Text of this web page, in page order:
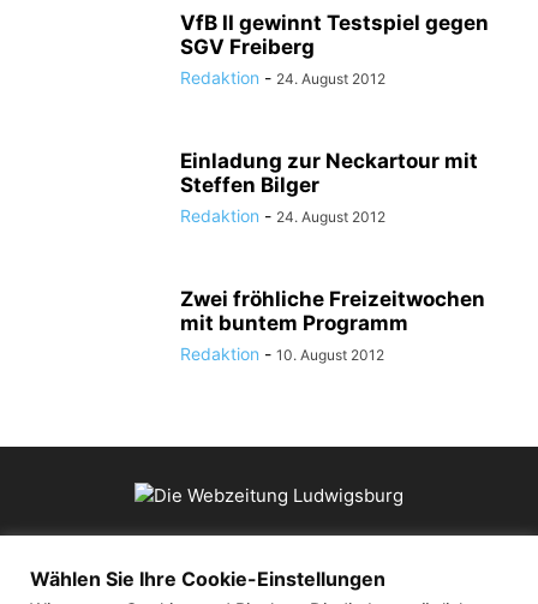
VfB II gewinnt Testspiel gegen
SGV Freiberg
Redaktion - 24. August 2012
Einladung zur Neckartour mit
Steffen Bilger
Redaktion - 24. August 2012
Zwei fröhliche Freizeitwochen
mit buntem Programm
Redaktion - 10. August 2012
ÜBER UNS
Wählen Sie Ihre Cookie-Einstellungen